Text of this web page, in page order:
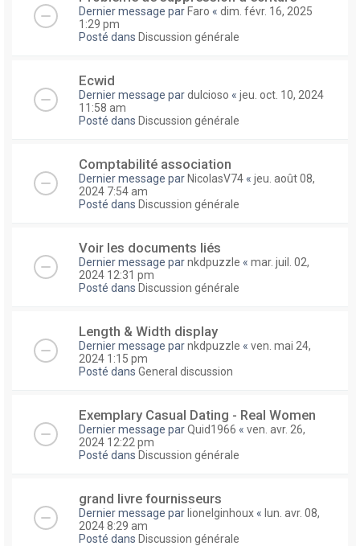
Dernier message par Faro « dim. févr. 16, 2025
1:29 pm
Posté dans Discussion générale
Ecwid
Dernier message pardulcioso « jeu. oct. 10, 2024
11:58 am
Posté dans Discussion générale
Comptabilité association
Dernier message par NicolasV74 « jeu. août 08,
2024 7:54 am
Posté dans Discussion générale
Voir les documents liés
Dernier message parnkdpuzzle « mar. juil. 02,
2024 12:31 pm
Posté dans Discussion générale
Length & Width display
Dernier message parnkdpuzzle « ven. mai 24,
2024 1:15 pm
Posté dans General discussion
Exemplary Сasual Dating - Real Women
Dernier message parQuid1966 « ven. avr. 26,
2024 12:22 pm
Posté dans Discussion générale
grand livre fournisseurs
Dernier message par lionelginhoux « lun. avr. 08,
2024 8:29 am
Posté dans Discussion générale